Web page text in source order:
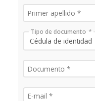
Tipo de documento